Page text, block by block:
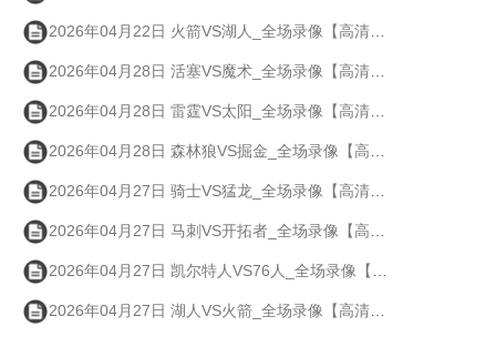
2026年04月22日 火箭VS湖人_全场录像【高清回放】
2026年04月28日 活塞VS魔术_全场录像【高清回放】
2026年04月28日 雷霆VS太阳_全场录像【高清回放】
2026年04月28日 森林狼VS掘金_全场录像【高清回放】
2026年04月27日 骑士VS猛龙_全场录像【高清回放】
2026年04月27日 马刺VS开拓者_全场录像【高清回放】
2026年04月27日 凯尔特人VS76人_全场录像【高清回放】
2026年04月27日 湖人VS火箭_全场录像【高清回放】